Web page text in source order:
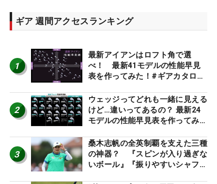
ギア 週間アクセスランキング
1
最新アイアンはロフト角で選
べ！ 最新41モデルの性能早見
表を作ってみた！#ギアカタログ
2
ウェッジってどれも一緒に見える
けど…違いってあるの？ 最新24
モデルの性能早見表を作ってみ
3
桑木志帆の全英制覇を支えた三種
の神器？ 『スピンが入り過ぎな
いボール』『振りやすいシャフ